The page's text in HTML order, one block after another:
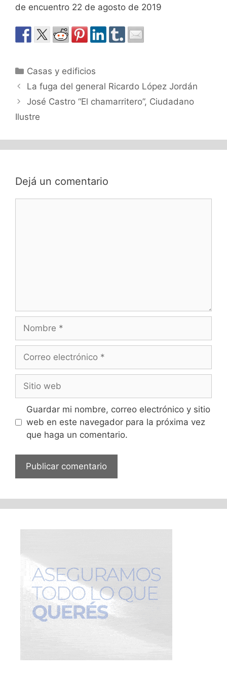
de encuentro 22 de agosto de 2019
Casas y edificios
La fuga del general Ricardo López Jordán
José Castro “El chamarritero”, Ciudadano
Ilustre
Dejá un comentario
Guardar mi nombre, correo electrónico y sitio
web en este navegador para la próxima vez
que haga un comentario.